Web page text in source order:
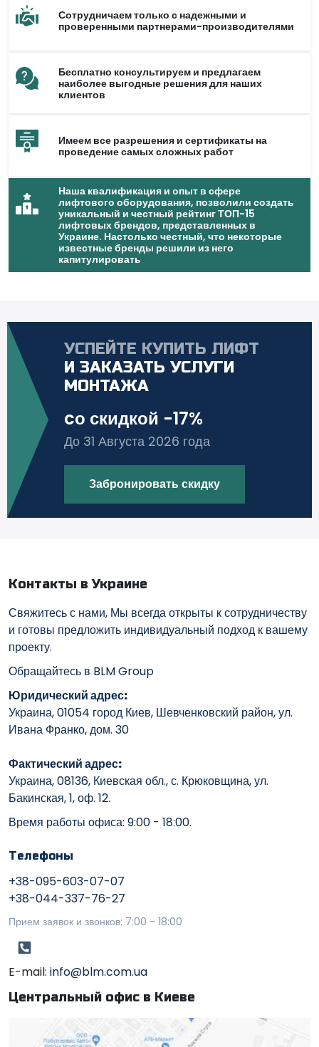
Сотрудничаем только с надежными и
проверенными партнерами-производителями
Бесплатно консультируем и предлагаем
наиболее выгодные решения для наших
клиентов
Имеем все разрешения и сертификаты на
проведение самых сложных работ
Наша квалификация и опыт в сфере
лифтового оборудования, позволили создать
уникальный и честный рейтинг ТОП-15
лифтовых брендов, представленных в
Украине. Настолько честный, что некоторые
известные бренды решили из него
капитулировать
УСПЕЙТЕ КУПИТЬ ЛИФТ
И ЗАКАЗАТЬ УСЛУГИ
МОНТАЖА
cо скидкой -17%
До 31 Августа 2026 года
Забронировать скидку
Контакты в Украине
Свяжитесь с нами, Мы всегда открыты к сотрудничеству
и готовы предложить индивидуальный подход к вашему
проекту.
Обращайтесь в BLM Group
Юридический адрес:
Украина, 01054 город Киев, Шевченковский район, ул.
Ивана Франко, дом. 30
Фактический адрес:
Украина, 08136, Киевская обл., с. Крюковщина, ул.
Бакинская, 1, оф. 12.
Время работы офиса: 9:00 - 18:00.
Телефоны
+38-095-603-07-07
+38-044-337-76-27
Прием заявок и звонков: 7:00 - 18:00
E-mail: info@blm.com.ua
Центральный офис в Киеве